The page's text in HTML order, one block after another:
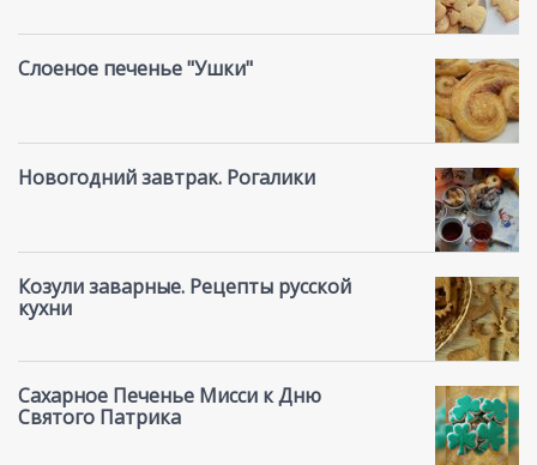
Слоеное печенье "Ушки"
Новогодний завтрак. Рогалики
Козули заварные. Рецепты русской
кухни
Сахарное Печенье Мисси к Дню
Святого Патрика